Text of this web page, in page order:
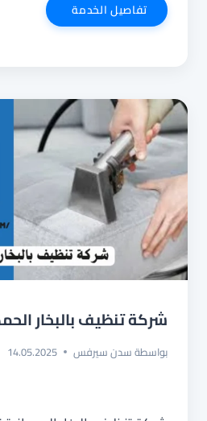
تفاصيل الخدمةشركة
تنظيف
شركة تنظيف بالبخار
بواسطةسدن سيرفس 14.05.2025